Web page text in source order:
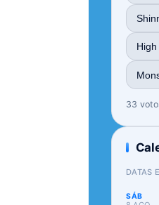
33
DATAS
SÁB